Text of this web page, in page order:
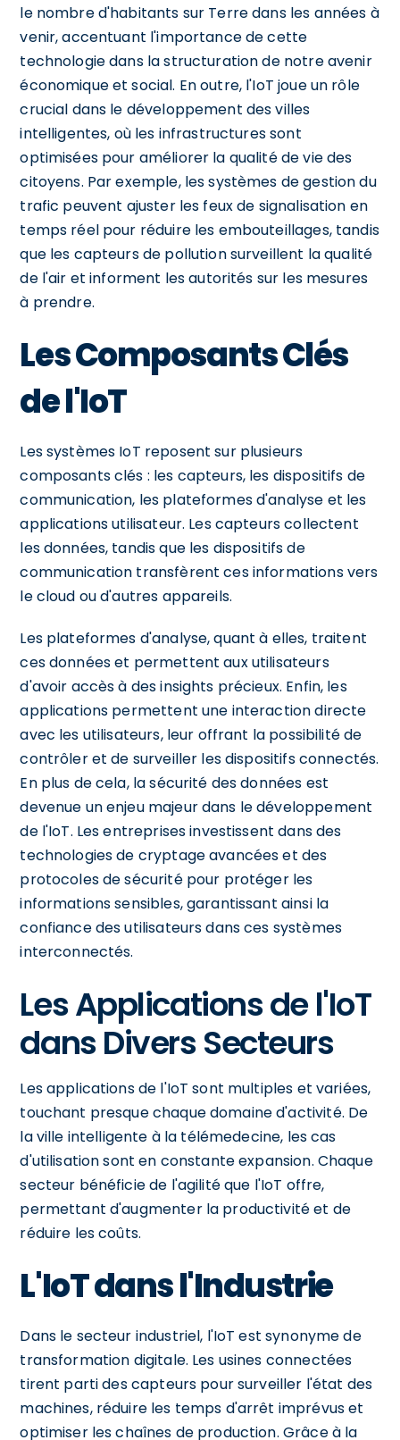
le nombre d'habitants sur Terre dans les années à
venir, accentuant l'importance de cette
technologie dans la structuration de notre avenir
économique et social. En outre, l'IoT joue un rôle
crucial dans le développement des villes
intelligentes, où les infrastructures sont
optimisées pour améliorer la qualité de vie des
citoyens. Par exemple, les systèmes de gestion du
trafic peuvent ajuster les feux de signalisation en
temps réel pour réduire les embouteillages, tandis
que les capteurs de pollution surveillent la qualité
de l'air et informent les autorités sur les mesures
à prendre.
Les Composants Clés
de l'IoT
Les systèmes IoT reposent sur plusieurs
composants clés : les capteurs, les dispositifs de
communication, les plateformes d'analyse et les
applications utilisateur. Les capteurs collectent
les données, tandis que les dispositifs de
communication transfèrent ces informations vers
le cloud ou d'autres appareils.
Les plateformes d'analyse, quant à elles, traitent
ces données et permettent aux utilisateurs
d'avoir accès à des insights précieux. Enfin, les
applications permettent une interaction directe
avec les utilisateurs, leur offrant la possibilité de
contrôler et de surveiller les dispositifs connectés.
En plus de cela, la sécurité des données est
devenue un enjeu majeur dans le développement
de l'IoT. Les entreprises investissent dans des
technologies de cryptage avancées et des
protocoles de sécurité pour protéger les
informations sensibles, garantissant ainsi la
confiance des utilisateurs dans ces systèmes
interconnectés.
Les Applications de l'IoT
dans Divers Secteurs
Les applications de l'IoT sont multiples et variées,
touchant presque chaque domaine d'activité. De
la ville intelligente à la télémedecine, les cas
d'utilisation sont en constante expansion. Chaque
secteur bénéficie de l'agilité que l'IoT offre,
permettant d'augmenter la productivité et de
réduire les coûts.
L'IoT dans l'Industrie
Dans le secteur industriel, l'IoT est synonyme de
transformation digitale. Les usines connectées
tirent parti des capteurs pour surveiller l'état des
machines, réduire les temps d'arrêt imprévus et
optimiser les chaînes de production. Grâce à la